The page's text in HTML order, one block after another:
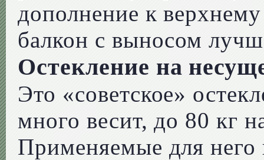
дополнение к
балкон с выносом
Остекление на
Это «советское»
много весит, до 80 кг
Применяемые для него